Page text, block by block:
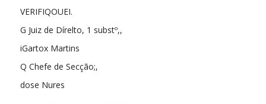
VERIFIQOUEI.
G Juiz de Dírelto, 1 substº,,
iGartox Martins
Q Chefe de Secção;,
dose Nures